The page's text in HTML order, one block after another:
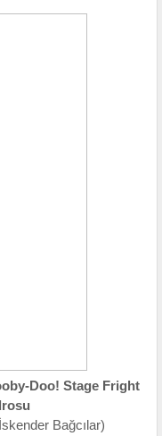
Doo! Stage Fright
Bağcılar)